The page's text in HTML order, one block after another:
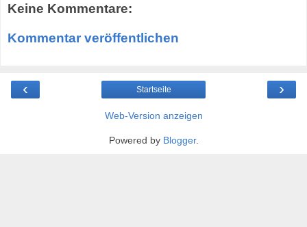
Keine Kommentare:
Kommentar veröffentlichen
‹ ›
Startseite
Web-Version anzeigen
Powered by Blogger.